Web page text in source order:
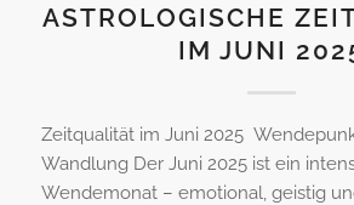
ASTROLOGISCHE
IM JUNI
Zeitqualität im Juni 2025
Wandlung Der Juni 2025 ist ein
Wendemonat – emotional, geistig